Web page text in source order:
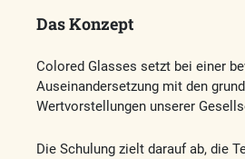
Das Konzept
Colored Glasses setzt bei einer
Auseinandersetzung mit den
Wertvorstellungen unserer
Die Schulung zielt darauf ab, die